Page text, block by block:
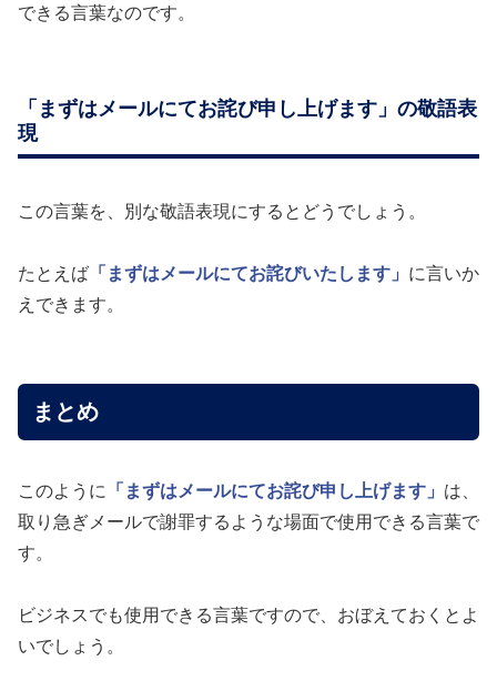
できる言葉なのです。
「まずはメールにてお詫び申し上げます」の敬語表
現
この言葉を、別な敬語表現にするとどうでしょう。
たとえば 「まずはメールにてお詫びいたします」 に言いか
えできます。
まとめ
このように 「まずはメールにてお詫び申し上げます」 は、
取り急ぎメールで謝罪するような場面で使用できる言葉で
す。
ビジネスでも使用できる言葉ですので、おぼえておくとよ
いでしょう。